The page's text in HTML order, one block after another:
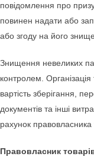
повідомлення про
повинен надати або
або згоду на його
Знищення невеликих
контролем.
вартість зберігання,
документів та інші
рахунок правовласника
Правовласник